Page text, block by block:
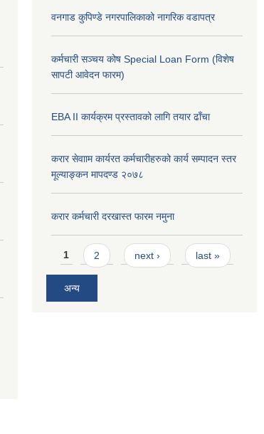
वनगाड कुपिण्डे नगरपालिकाको नागरिक वडापत्र
कर्मचारी सञ्चय कोष Special Loan Form (विशेष
सापटी आवेदन फारम)
EBA II कार्यक्रम प्रस्तावको लागि तयार ढाँचा
करार सेवााम कार्यरत कर्मचारीहरुको कार्य सम्पादन स्तर
मूल्याङ्कन मापदण्ड २०७८
करार कर्मचारी दरखास्त फारम नमुना
Pages
1 2 next › last »
अन्य